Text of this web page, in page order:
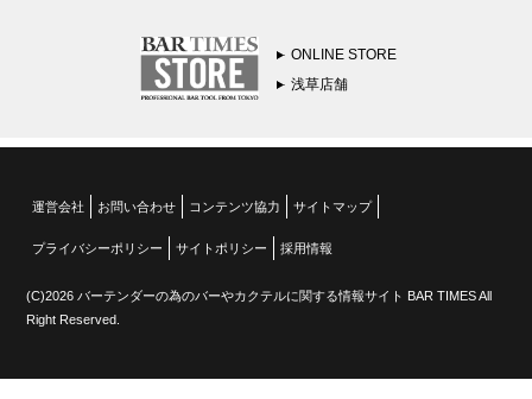
ONLINE STORE
浅草店舗
運営会社 お問い合わせ コンテンツ協力 サイトマップ
プライバシーポリシー サイトポリシー 採用情報
(C)2026 バーテンダーの為のバーやカクテルに関する情報サイト BAR TIMES All
Right Reserved.